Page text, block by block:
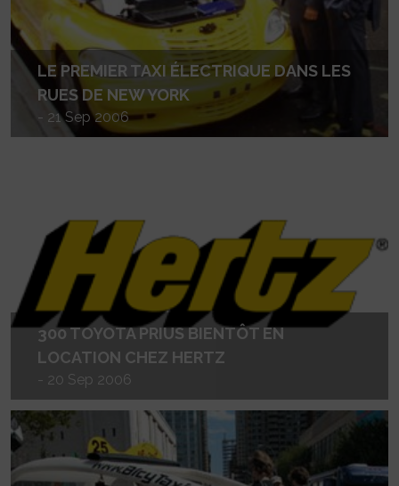
LE PREMIER TAXI ÉLECTRIQUE DANS LES
RUES DE NEW YORK
- 21 Sep 2006
300 TOYOTA PRIUS BIENTÔT EN
LOCATION CHEZ HERTZ
- 20 Sep 2006